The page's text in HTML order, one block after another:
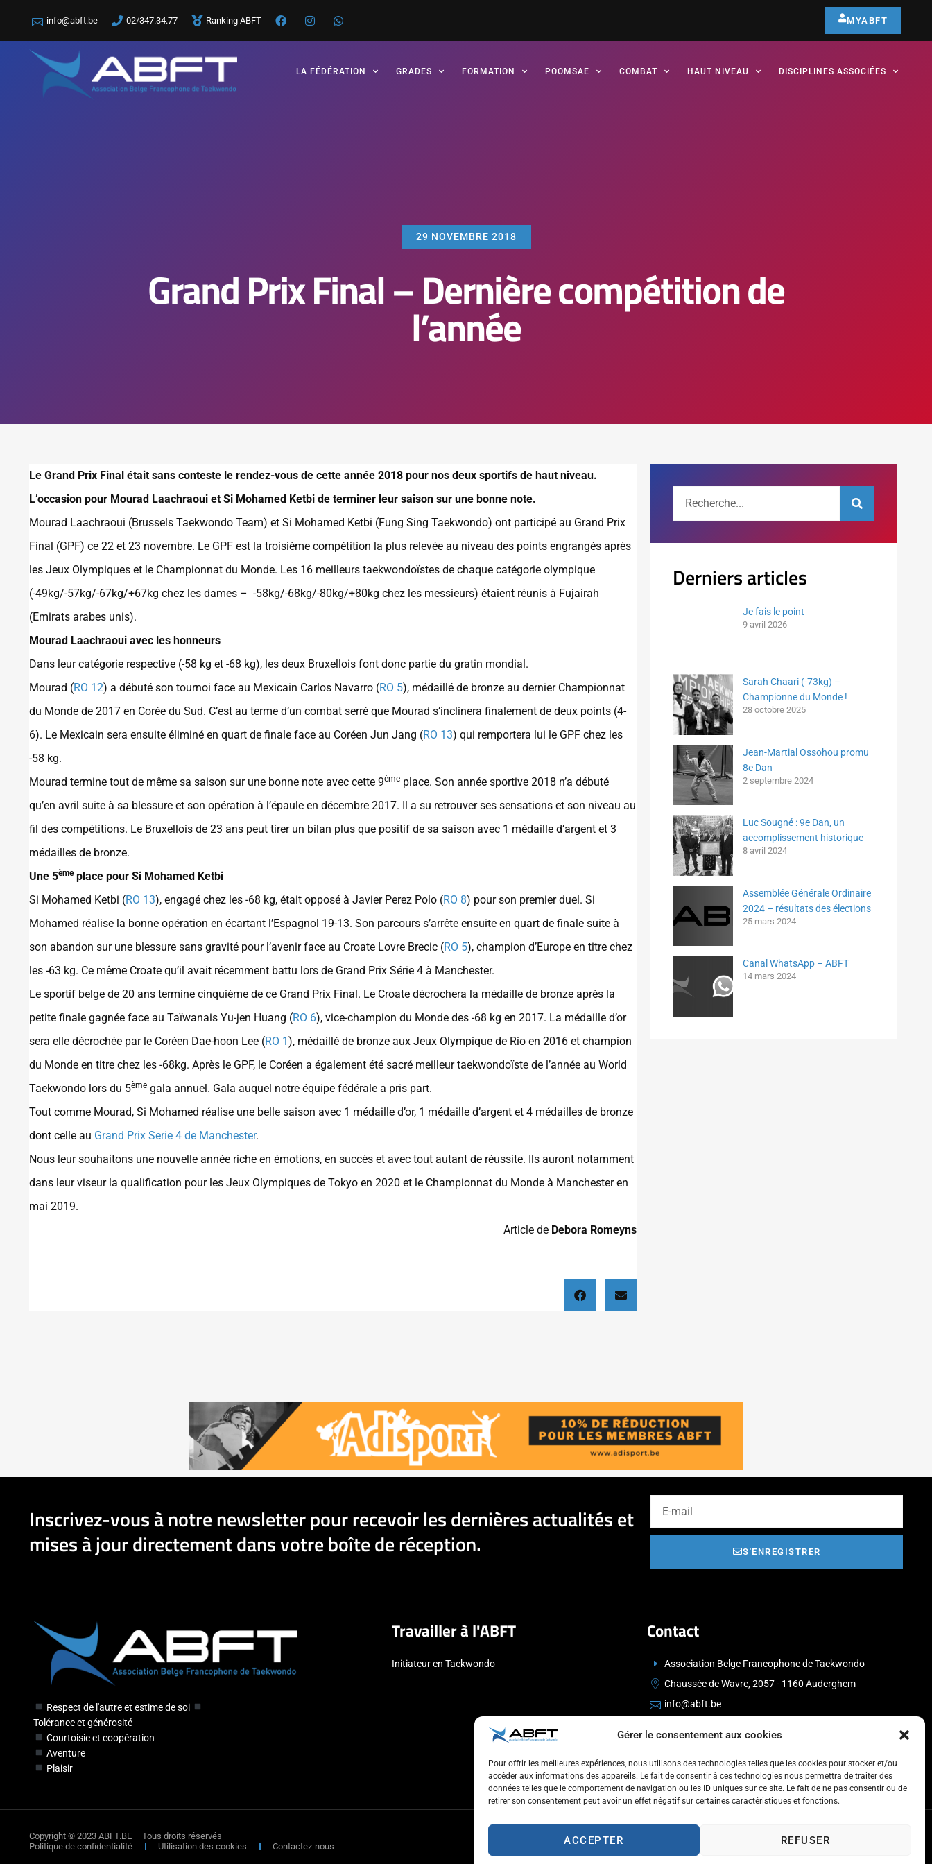
Gérer le consentement aux cookies
Pour offrir les meilleures expériences, nous utilisons des technologies telles que les cookies pour stocker et/ou
accéder aux informations des appareils. Le fait de consentir à ces technologies nous permettra de traiter des
données telles que le comportement de navigation ou les ID uniques sur ce site. Le fait de ne pas consentir ou de
retirer son consentement peut avoir un effet négatif sur certaines caractéristiques et fonctions.
ACCEPTER REFUSER
info@abft.be 02/347.34.77 Ranking ABFT MYABFT
LA FÉDÉRATION GRADES FORMATION POOMSAE COMBAT HAUT NIVEAU DISCIPLINES ASSOCIÉES
29 NOVEMBRE 2018
Grand Prix Final – Dernière compétition de
l’année
Le Grand Prix Final était sans conteste le rendez-vous de cette année 2018 pour nos deux sportifs de haut niveau.
L’occasion pour Mourad Laachraoui et Si Mohamed Ketbi de terminer leur saison sur une bonne note.
Mourad Laachraoui (Brussels Taekwondo Team) et Si Mohamed Ketbi (Fung Sing Taekwondo) ont participé au Grand Prix
Final (GPF) ce 22 et 23 novembre. Le GPF est la troisième compétition la plus relevée au niveau des points engrangés après
les Jeux Olympiques et le Championnat du Monde. Les 16 meilleurs taekwondoïstes de chaque catégorie olympique
(-49kg/-57kg/-67kg/+67kg chez les dames – -58kg/-68kg/-80kg/+80kg chez les messieurs) étaient réunis à Fujairah
(Emirats arabes unis).
Mourad Laachraoui avec les honneurs
Dans leur catégorie respective (-58 kg et -68 kg), les deux Bruxellois font donc partie du gratin mondial.
Mourad (RO 12) a débuté son tournoi face au Mexicain Carlos Navarro (RO 5), médaillé de bronze au dernier Championnat
du Monde de 2017 en Corée du Sud. C’est au terme d’un combat serré que Mourad s’inclinera finalement de deux points (4-
6). Le Mexicain sera ensuite éliminé en quart de finale face au Coréen Jun Jang (RO 13) qui remportera lui le GPF chez les
-58 kg.
Mourad termine tout de même sa saison sur une bonne note avec cette 9ème place. Son année sportive 2018 n’a débuté
qu’en avril suite à sa blessure et son opération à l’épaule en décembre 2017. Il a su retrouver ses sensations et son niveau au
fil des compétitions. Le Bruxellois de 23 ans peut tirer un bilan plus que positif de sa saison avec 1 médaille d’argent et 3
médailles de bronze.
Une 5èmeplace pour Si Mohamed Ketbi
Si Mohamed Ketbi (RO 13), engagé chez les -68 kg, était opposé à Javier Perez Polo (RO 8) pour son premier duel. Si
Mohamed réalise la bonne opération en écartant l’Espagnol 19-13. Son parcours s’arrête ensuite en quart de finale suite à
son abandon sur une blessure sans gravité pour l’avenir face au Croate Lovre Brecic (RO 5), champion d’Europe en titre chez
les -63 kg. Ce même Croate qu’il avait récemment battu lors de Grand Prix Série 4 à Manchester.
Le sportif belge de 20 ans termine cinquième de ce Grand Prix Final. Le Croate décrochera la médaille de bronze après la
petite finale gagnée face au Taïwanais Yu-jen Huang (RO 6), vice-champion du Monde des -68 kg en 2017. La médaille d’or
sera elle décrochée par le Coréen Dae-hoon Lee (RO 1), médaillé de bronze aux Jeux Olympique de Rio en 2016 et champion
du Monde en titre chez les -68kg. Après le GPF, le Coréen a également été sacré meilleur taekwondoïste de l’année au World
Taekwondo lors du 5ème gala annuel. Gala auquel notre équipe fédérale a pris part.
Tout comme Mourad, Si Mohamed réalise une belle saison avec 1 médaille d’or, 1 médaille d’argent et 4 médailles de bronze
dont celle au Grand Prix Serie 4 de Manchester.
Nous leur souhaitons une nouvelle année riche en émotions, en succès et avec tout autant de réussite. Ils auront notamment
dans leur viseur la qualification pour les Jeux Olympiques de Tokyo en 2020 et le Championnat du Monde à Manchester en
mai 2019.
Article de Debora Romeyns
Derniers articles
Je fais le point
9 avril 2026
Sarah Chaari (-73kg) –
Championne du Monde !
28 octobre 2025
Jean-Martial Ossohou promu
8e Dan
2 septembre 2024
Luc Sougné : 9e Dan, un
accomplissement historique
8 avril 2024
Assemblée Générale Ordinaire
2024 – résultats des élections
25 mars 2024
Canal WhatsApp – ABFT
14 mars 2024
Inscrivez-vous à notre newsletter pour recevoir les dernières actualités et
mises à jour directement dans votre boîte de réception.
S'ENREGISTRER
Respect de l'autre et estime de soi
Tolérance et générosité
Courtoisie et coopération
Aventure
Plaisir
Travailler à l'ABFT
Initiateur en Taekwondo
Contact
Association Belge Francophone de Taekwondo
Chaussée de Wavre, 2057 - 1160 Auderghem
info@abft.be
Copyright © 2023 ABFT.BE – Tous droits réservés
Politique de confidentialité
Utilisation des cookies Contactez-nous